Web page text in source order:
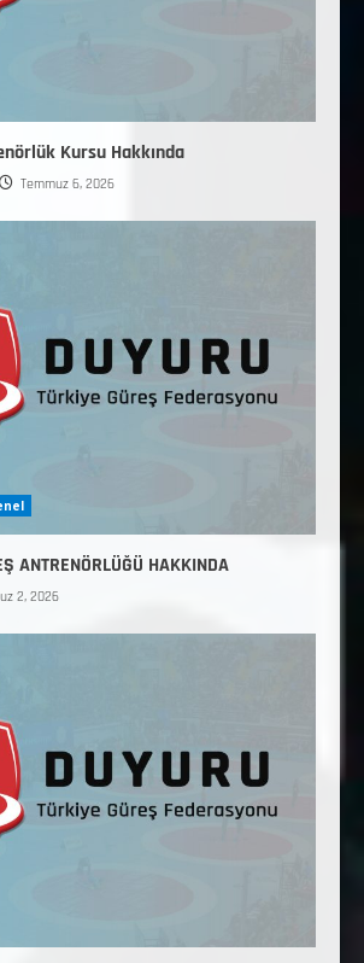
Kursu Hakkında
Temmuz 6, 2026
ANTRENÖRLÜĞÜ HAKKINDA
2, 2026